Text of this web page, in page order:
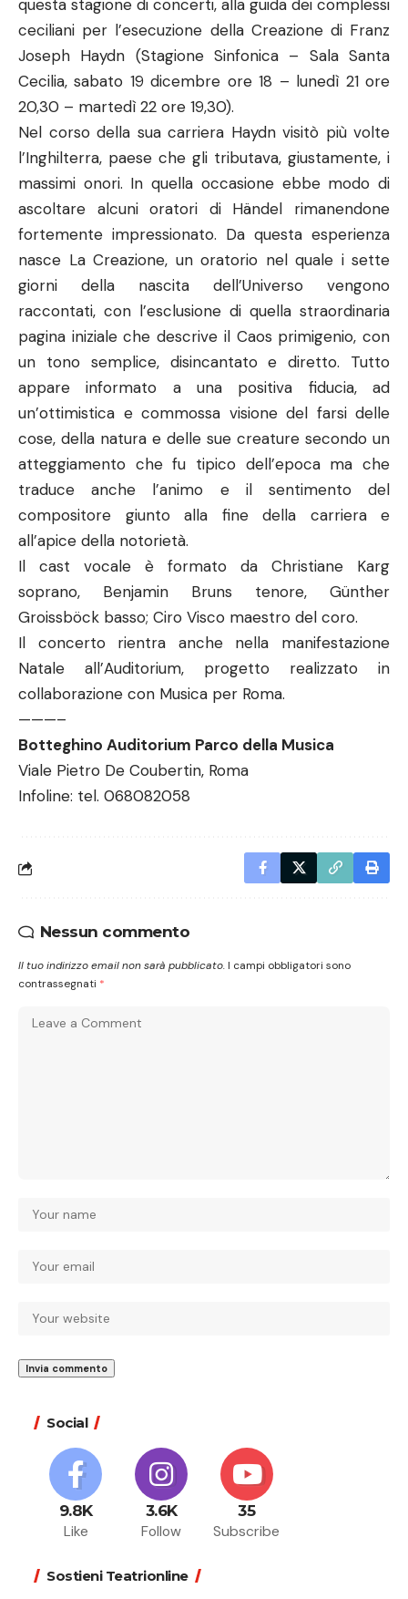
questa stagione di concerti, alla guida dei complessi
ceciliani per l’esecuzione della Creazione di Franz
Joseph Haydn (Stagione Sinfonica – Sala Santa
Cecilia, sabato 19 dicembre ore 18 – lunedì 21 ore
20,30 – martedì 22 ore 19,30).
Nel corso della sua carriera Haydn visitò più volte
l’Inghilterra, paese che gli tributava, giustamente, i
massimi onori. In quella occasione ebbe modo di
ascoltare alcuni oratori di Händel rimanendone
fortemente impressionato. Da questa esperienza
nasce La Creazione, un oratorio nel quale i sette
giorni della nascita dell’Universo vengono
raccontati, con l’esclusione di quella straordinaria
pagina iniziale che descrive il Caos primigenio, con
un tono semplice, disincantato e diretto. Tutto
appare informato a una positiva fiducia, ad
un’ottimistica e commossa visione del farsi delle
cose, della natura e delle sue creature secondo un
atteggiamento che fu tipico dell’epoca ma che
traduce anche l’animo e il sentimento del
compositore giunto alla fine della carriera e
all’apice della notorietà.
Il cast vocale è formato da Christiane Karg
soprano, Benjamin Bruns tenore, Günther
Groissböck basso; Ciro Visco maestro del coro.
Il concerto rientra anche nella manifestazione
Natale all’Auditorium, progetto realizzato in
collaborazione con Musica per Roma.
———–
Botteghino Auditorium Parco della Musica
Viale Pietro De Coubertin, Roma
Infoline: tel. 068082058
Nessun commento
Il tuo indirizzo email non sarà pubblicato. I campi obbligatori sono
contrassegnati *
Social
9.8K
Like
3.6K
Follow
35
Subscribe
Sostieni Teatrionline